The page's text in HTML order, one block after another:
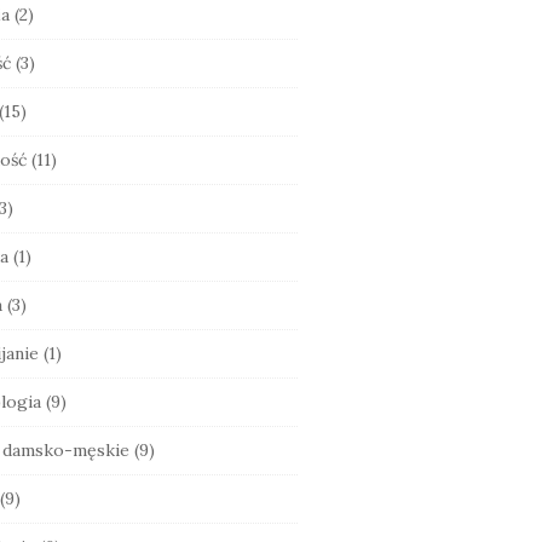
(2)
(3)
(11)
(1)
(3)
(1)
(9)
męskie (9)